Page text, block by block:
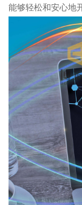
能够轻松和安心地